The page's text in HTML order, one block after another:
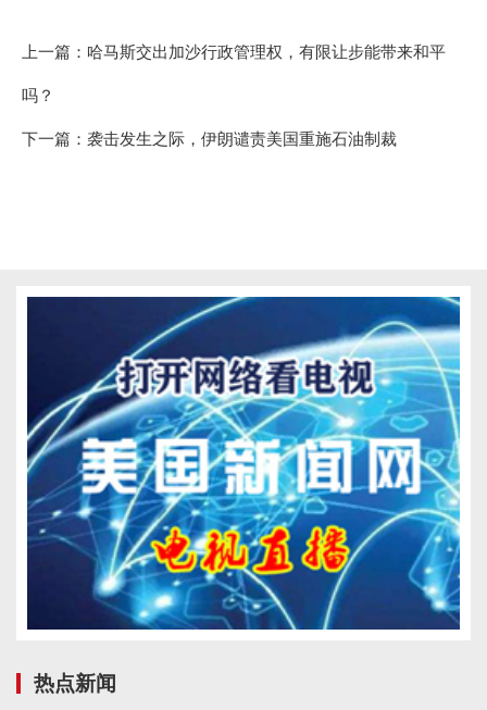
上一篇： 哈马斯交出加沙行政管理权，有限让步能带来和平
吗？
下一篇： 袭击发生之际，伊朗谴责美国重施石油制裁
热点新闻